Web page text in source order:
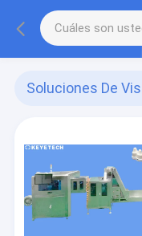
Soluciones De